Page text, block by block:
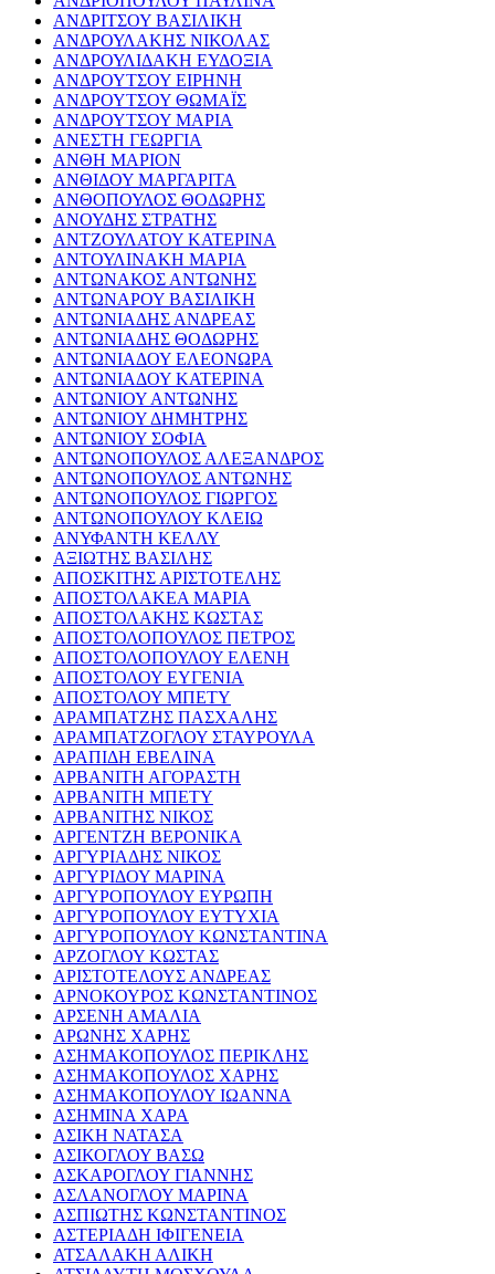
ΑΝΔΡΙΤΣΟΥ ΒΑΣΙΛΙΚΗ
ΑΝΔΡΟΥΛΑΚΗΣ ΝΙΚΟΛΑΣ
ΑΝΔΡΟΥΛΙΔΑΚΗ ΕΥΔΟΞΙΑ
ΑΝΔΡΟΥΤΣΟΥ ΕΙΡΗΝΗ
ΑΝΔΡΟΥΤΣΟΥ ΘΩΜΑΪΣ
ΑΝΔΡΟΥΤΣΟΥ ΜΑΡΙΑ
ΑΝΕΣΤΗ ΓΕΩΡΓΙΑ
ΑΝΘΗ ΜΑΡΙΟΝ
ΑΝΘΙΔΟΥ ΜΑΡΓΑΡΙΤΑ
ΑΝΘΟΠΟΥΛΟΣ ΘΟΔΩΡΗΣ
ΑΝΟΥΔΗΣ ΣΤΡΑΤΗΣ
ΑΝΤΖΟΥΛΑΤΟΥ ΚΑΤΕΡΙΝΑ
ΑΝΤΟΥΛΙΝΑΚΗ ΜΑΡΙΑ
ΑΝΤΩΝΑΚΟΣ ΑΝΤΩΝΗΣ
ΑΝΤΩΝΑΡΟΥ ΒΑΣΙΛΙΚΗ
ΑΝΤΩΝΙΑΔΗΣ ΑΝΔΡΕΑΣ
ΑΝΤΩΝΙΑΔΗΣ ΘΟΔΩΡΗΣ
ΑΝΤΩΝΙΑΔΟΥ ΕΛΕΟΝΩΡΑ
ΑΝΤΩΝΙΑΔΟΥ ΚΑΤΕΡΙΝΑ
ΑΝΤΩΝΙΟΥ ΑΝΤΩΝΗΣ
ΑΝΤΩΝΙΟΥ ΔΗΜΗΤΡΗΣ
ΑΝΤΩΝΙΟΥ ΣΟΦΙΑ
ΑΝΤΩΝΟΠΟΥΛΟΣ ΑΛΕΞΑΝΔΡΟΣ
ΑΝΤΩΝΟΠΟΥΛΟΣ ΑΝΤΩΝΗΣ
ΑΝΤΩΝΟΠΟΥΛΟΣ ΓΙΩΡΓΟΣ
ΑΝΤΩΝΟΠΟΥΛΟΥ ΚΛΕΙΩ
ΑΝΥΦΑΝΤΗ ΚΕΛΛΥ
ΑΞΙΩΤΗΣ ΒΑΣΙΛΗΣ
ΑΠΟΣΚΙΤΗΣ ΑΡΙΣΤΟΤΕΛΗΣ
ΑΠΟΣΤΟΛΑΚΕΑ ΜΑΡΙΑ
ΑΠΟΣΤΟΛΑΚΗΣ ΚΩΣΤΑΣ
ΑΠΟΣΤΟΛΟΠΟΥΛΟΣ ΠΕΤΡΟΣ
ΑΠΟΣΤΟΛΟΠΟΥΛΟΥ ΕΛΕΝΗ
ΑΠΟΣΤΟΛΟΥ ΕΥΓΕΝΙΑ
ΑΠΟΣΤΟΛΟΥ ΜΠΕΤΥ
ΑΡΑΜΠΑΤΖΗΣ ΠΑΣΧΑΛΗΣ
ΑΡΑΜΠΑΤΖΟΓΛΟΥ ΣΤΑΥΡΟΥΛΑ
ΑΡΑΠΙΔΗ ΕΒΕΛΙΝΑ
ΑΡΒΑΝΙΤΗ ΑΓΟΡΑΣΤΗ
ΑΡΒΑΝΙΤΗ ΜΠΕΤΥ
ΑΡΒΑΝΙΤΗΣ ΝΙΚΟΣ
ΑΡΓΕΝΤΖΗ ΒΕΡΟΝΙΚΑ
ΑΡΓΥΡΙΑΔΗΣ ΝΙΚΟΣ
ΑΡΓΥΡΙΔΟΥ ΜΑΡΙΝΑ
ΑΡΓΥΡΟΠΟΥΛΟΥ ΕΥΡΩΠΗ
ΑΡΓΥΡΟΠΟΥΛΟΥ ΕΥΤΥΧΙΑ
ΑΡΓΥΡΟΠΟΥΛΟΥ ΚΩΝΣΤΑΝΤΙΝΑ
ΑΡΖΟΓΛΟΥ ΚΩΣΤΑΣ
ΑΡΙΣΤΟΤΕΛΟΥΣ ΑΝΔΡΕΑΣ
ΑΡΝΟΚΟΥΡΟΣ ΚΩΝΣΤΑΝΤΙΝΟΣ
ΑΡΣΕΝΗ ΑΜΑΛΙΑ
ΑΡΩΝΗΣ ΧΑΡΗΣ
ΑΣΗΜΑΚΟΠΟΥΛΟΣ ΠΕΡΙΚΛΗΣ
ΑΣΗΜΑΚΟΠΟΥΛΟΣ ΧΑΡΗΣ
ΑΣΗΜΑΚΟΠΟΥΛΟΥ ΙΩΑΝΝΑ
ΑΣΗΜΙΝΑ ΧΑΡΑ
ΑΣΙΚΗ ΝΑΤΑΣΑ
ΑΣΙΚΟΓΛΟΥ ΒΑΣΩ
ΑΣΚΑΡΟΓΛΟΥ ΓΙΑΝΝΗΣ
ΑΣΛΑΝΟΓΛΟΥ ΜΑΡΙΝΑ
ΑΣΠΙΩΤΗΣ ΚΩΝΣΤΑΝΤΙΝΟΣ
ΑΣΤΕΡΙΑΔΗ ΙΦΙΓΕΝΕΙΑ
ΑΤΣΑΛΑΚΗ ΑΛΙΚΗ